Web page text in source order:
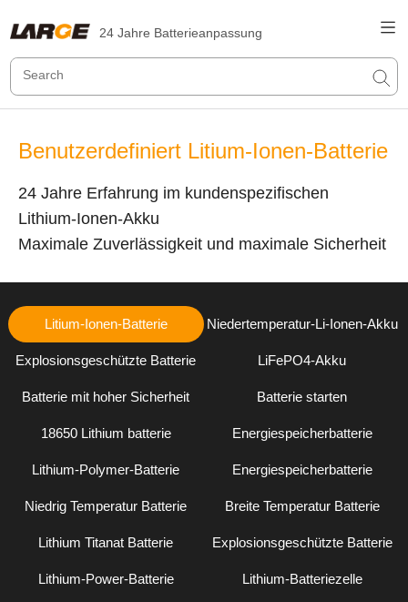
24 Jahre Batterieanpassung
Benutzerdefiniert Litium-Ionen-Batterie
24 Jahre Erfahrung im kundenspezifischen
Lithium-Ionen-Akku
Maximale Zuverlässigkeit und maximale Sicherheit
Litium-Ionen-Batterie Niedertemperatur-Li-Ionen-Akku
Explosionsgeschützte Batterie LiFePO4-Akku
Batterie mit hoher Sicherheit Batterie starten
18650 Lithium batterie Energiespeicherbatterie
Lithium-Polymer-Batterie Energiespeicherbatterie
Niedrig Temperatur Batterie Breite Temperatur Batterie
Lithium Titanat Batterie Explosionsgeschützte Batterie
Lithium-Power-Batterie Lithium-Batteriezelle